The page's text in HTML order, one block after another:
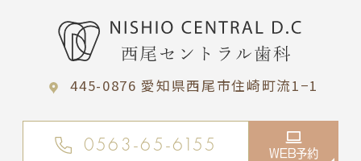
445-0876 愛知県西尾市住崎町流1−1
0563-65-6155 WEB予約